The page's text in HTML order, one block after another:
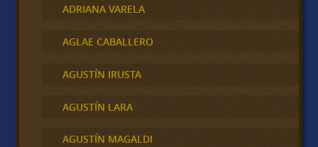
ADRIANA VARELA
AGLAE CABALLERO
AGUSTÍN IRUSTA
AGUSTÍN LARA
AGUSTÍN MAGALDI